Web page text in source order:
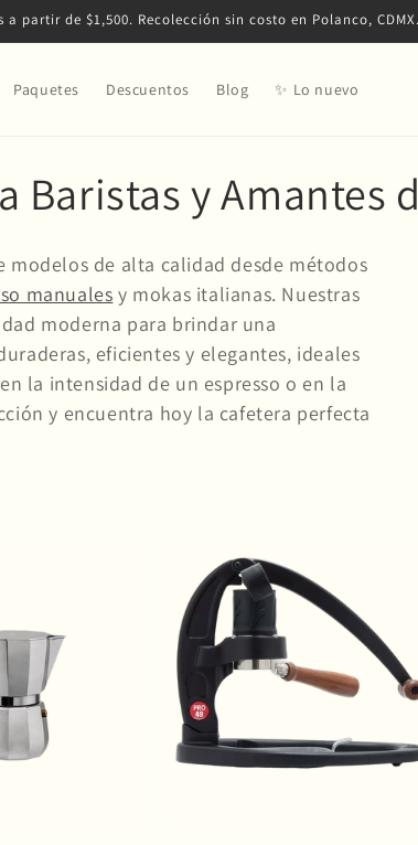
a partir de $1,500. Recolección sin costo en Polanco,
Paquetes Descuentos Blog ✨ Lo nuevo
Baristas y Amantes
modelos de alta calidad desde métodos
manuales y mokas italianas. Nuestras
moderna para brindar una
eficientes y elegantes, ideales
la intensidad de un espresso o en la
y encuentra hoy la cafetera perfecta